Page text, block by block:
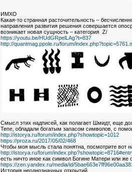
ИМХО
Какая-то странная расточительность –
направления развития решения совершается
возникает новая сущность – категория Z/
https://youtu.be/HUdGRpelLAg?t=837
http://quantmag.ppole.ru/forum/
Смысл этих надписей, как полагает Шмидт, еще
Тепе, обладали богатым запасом символов, с
http://istorya.ru/forum/index.php?showtopic=1012
https://proza.ru/2017/05/02/468
Чтобы моя мысль стала понятна, посмотрите вот
http://istorya.ru/forum/
есть ничто иное как символ Богине Матери или же
https://zen.yandex.ru/media/id/
История неоднозначных открытий